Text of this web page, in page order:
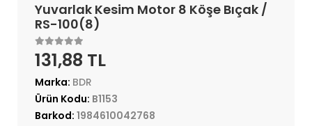
Yuvarlak Kesim Motor 8 Köşe Bıçak /
RS-100(8)
131,88 TL
Marka: BDR
Ürün Kodu: B1153
Barkod: 1984610042768